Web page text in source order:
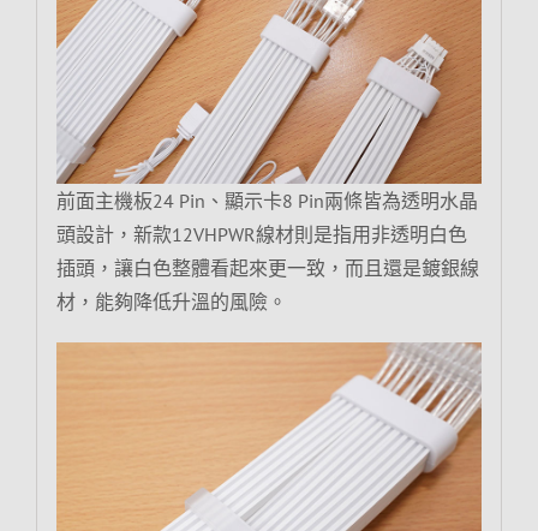
前面主機板24 Pin、顯示卡8 Pin兩條皆為透明水晶
頭設計，新款12VHPWR線材則是指用非透明白色
插頭，讓白色整體看起來更一致，而且還是鍍銀線
材，能夠降低升溫的風險。